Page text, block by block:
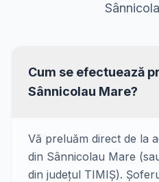
Cum se efectuează
Sânnicolau Mare?
Vă preluăm direct de la
din Sânnicolau Mare
din județul TIMIȘ).